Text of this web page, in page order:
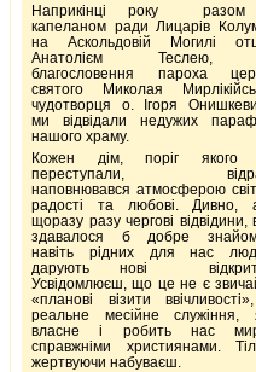
Наприкінці року разом
капеланом ради Лицарів
на Аскольдовій Могилі
Анатолієм Теслею,
благословення пароха
святого Миколая
чудотворця о. Ігоря
ми відвідали недужих
нашого храму.
Кожен дім, поріг якого
переступали,
наповнювався атмосферою
радості та любові. Дивно,
щоразу разу чергові відвідини,
здавалося б добре
навіть рідних для нас
дарують нові
Усвідомлюєш, що це не є
«планові візити
реальне месійне служіння,
власне і робить нас
справжніми християнами.
жертвуючи набуваєш.